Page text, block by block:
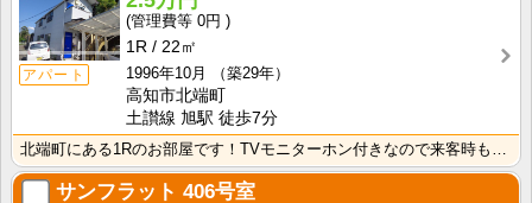
アパート
0円
1R
22㎡
1996年10月
（築29年）
高知市北端町
土讃線 旭駅 徒歩7分
北端町にある1Rのお部屋です！TVモニターホン付きなので来客時も安心！室内に洗濯機を置けるので家電を･･･
サンフラット 406号室